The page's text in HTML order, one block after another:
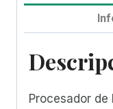
Procesador de